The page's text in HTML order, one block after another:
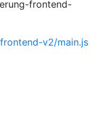
frontend-
v2/main.js